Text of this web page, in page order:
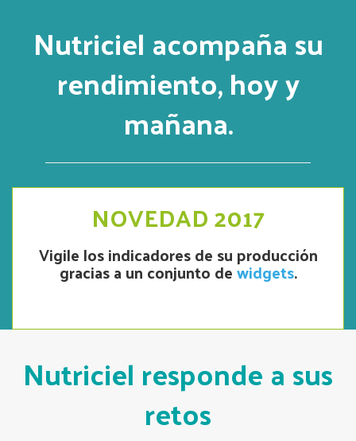
Nutriciel acompaña su
rendimiento, hoy y
mañana.
NOVEDAD 2017
Vigile los indicadores de su producción
gracias a un conjunto dewidgets.
Nutriciel responde a sus
retos